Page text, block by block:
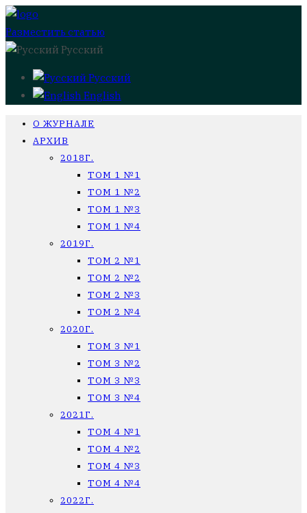
Разместить статью
Русский
Русский
English
О ЖУРНАЛЕ
АРХИВ
2018Г.
ТОМ 1 №1
ТОМ 1 №2
ТОМ 1 №3
ТОМ 1 №4
2019Г.
ТОМ 2 №1
ТОМ 2 №2
ТОМ 2 №3
ТОМ 2 №4
2020Г.
ТОМ 3 №1
ТОМ 3 №2
ТОМ 3 №3
ТОМ 3 №4
2021Г.
ТОМ 4 №1
ТОМ 4 №2
ТОМ 4 №3
ТОМ 4 №4
2022Г.